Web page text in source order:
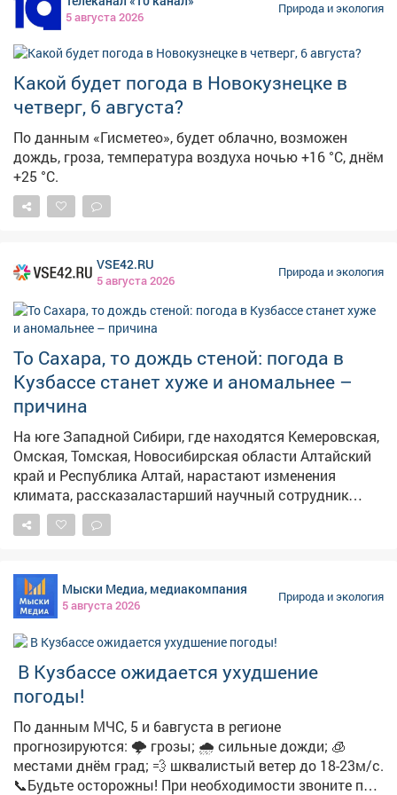
местами могут быть сильными, град. – Во второй
половине дня 05.08 сутки 06.08, ночью 07.08 2026 г на
территории Кемеровской области ожидаются
местами кратковременные дожди, грозы, при грозах
местами сильные, очень сильные дожди, сильные
ливни, крупный град, усиление юго-западного ветра
18-23 м/с, – предупреждают синоптики. В Кемерове
ночью 6 августа будет +16, +18°С, днем +25, +27°С.
Порывы юго-западного ветра будут достигать 14 м/с.
Ожидаются кратковременный дождь и гроза.
5 августа 2026
Природа и экология
Какой будет погода в Новокузнецке в
четверг, 6 августа?
По данным «Гисметео», будет облачно, возможен
дождь, гроза, температура воздуха ночью +16 °С, днём
+25 °С.
VSE42.RU
5 августа 2026
Природа и экология
То Сахара, то дождь стеной: погода в
Кузбассе станет хуже и аномальнее –
причина
На юге Западной Сибири, где находятся Кемеровская,
Омская, Томская, Новосибирская области Алтайский
край и Республика Алтай, нарастают изменения
климата, рассказаластарший научный сотрудник
Института мониторинга климатических и
экологических систем СО РАН Наталья Чередько, её
Сибири" . – Если нынешние тенденции сохранятся,
лето в Сибири будет становиться жарче и
контрастнее, засушливые периоды станут резче
сменяться дождливыми, – сказала Чередько. По её
данным в июне и июле юго-запад Сибири пережил
рекордную жару, при этом осадки местами оказались
слабее ожидаемого. Этому
поспособствовалантициклон,который блокировал
доступ влажному воздуху с Атлантики и принимал
тепло из Средней Азии. Внесли свой
вкладиатмосферные волны Россби, формирующие
мощные "воздушные горы", удерживающие жар.
Мыски Медиа, медиакомпания
5 августа 2026
Природа и экология
️ В Кузбассе ожидается ухудшение
погоды!
По данным МЧС, 5 и 6августа в регионе
прогнозируются: 🌩 грозы; 🌧 сильные дожди; 🧊
местами днём град; 💨 шквалистый ветер до 18-23м/с.
📞Будьте осторожны! При необходимости звоните по